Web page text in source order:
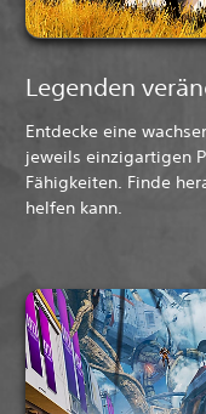
Legenden
Entdecke eine
jeweils einzigartigen
Fähigkeiten. Finde
helfen kann.